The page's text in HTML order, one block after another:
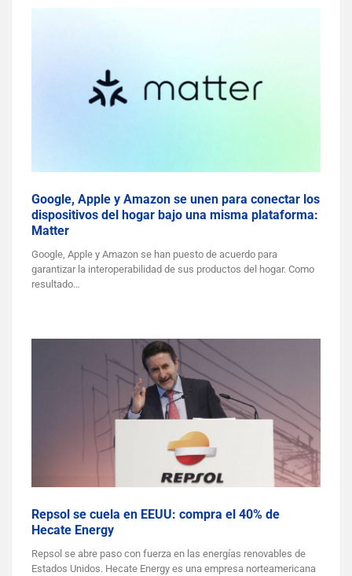
Google, Apple y Amazon se unen para conectar los
dispositivos del hogar bajo una misma plataforma:
Matter
Google, Apple y Amazon se han puesto de acuerdo para
garantizar la interoperabilidad de sus productos del hogar. Como
resultado…
Repsol se cuela en EEUU: compra el 40% de
Hecate Energy
Repsol se abre paso con fuerza en las energías renovables de
Estados Unidos. Hecate Energy es una empresa norteamericana